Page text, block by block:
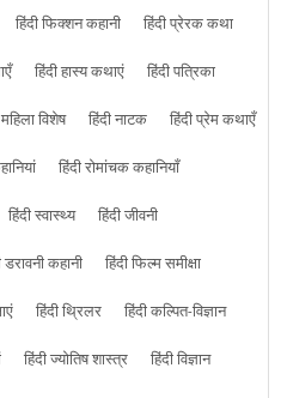
हिंदी फिक्शन कहानी
हिंदी प्रेरक कथा
हिंदी हास्य कथाएं
हिंदी पत्रिका
विशेष हिंदी नाटक
हिंदी प्रेम कथाएँ
हिंदी रोमांचक कहानियाँ
हिंदी स्वास्थ्य
हिंदी जीवनी
डरावनी कहानी
हिंदी फिल्म समीक्षा
हिंदी थ्रिलर
हिंदी कल्पित-विज्ञान
हिंदी ज्योतिष शास्त्र
हिंदी विज्ञान